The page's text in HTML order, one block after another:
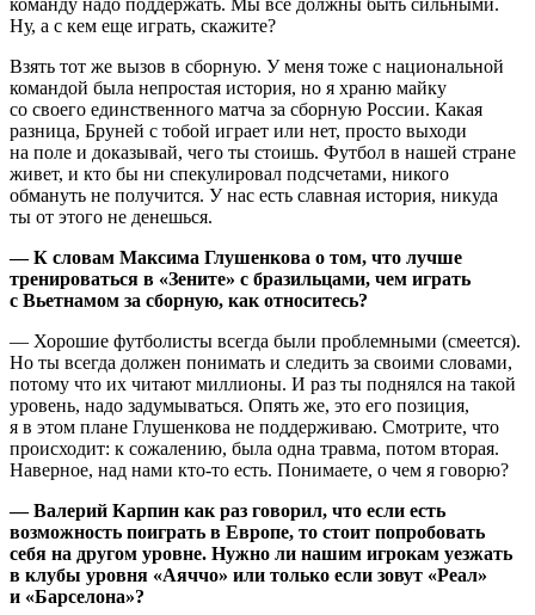
команду надо поддержать. Мы все должны быть сильными.
Ну, а с кем еще играть, скажите?
Взять тот же вызов в сборную. У меня тоже с национальной
командой была непростая история, но я храню майку
со своего единственного матча за сборную России. Какая
разница, Бруней с тобой играет или нет, просто выходи
на поле и доказывай, чего ты стоишь. Футбол в нашей стране
живет, и кто бы ни спекулировал подсчетами, никого
обмануть не получится. У нас есть славная история, никуда
ты от этого не денешься.
— К словам Максима Глушенкова о том, что лучше
тренироваться в «Зените» с бразильцами, чем играть
с Вьетнамом за сборную, как относитесь?
— Хорошие футболисты всегда были проблемными (смеется).
Но ты всегда должен понимать и следить за своими словами,
потому что их читают миллионы. И раз ты поднялся на такой
уровень, надо задумываться. Опять же, это его позиция,
я в этом плане Глушенкова не поддерживаю. Смотрите, что
происходит: к сожалению, была одна травма, потом вторая.
Наверное, над нами кто-то есть. Понимаете, о чем я говорю?
— Валерий Карпин как раз говорил, что если есть
возможность поиграть в Европе, то стоит попробовать
себя на другом уровне. Нужно ли нашим игрокам уезжать
в клубы уровня «Аяччо» или только если зовут «Реал»
и «Барселона»?